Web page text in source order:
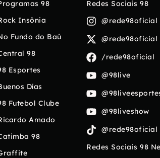
98
Insônia
Fundo do Baú
98
Esportes
Días
Futebol Clube
Amado
98
Redes Sociais 98
@rede98oficial
@rede98oficial
/rede98oficial
@98live
@98liveshow
@rede98oficial
Redes Sociais 98